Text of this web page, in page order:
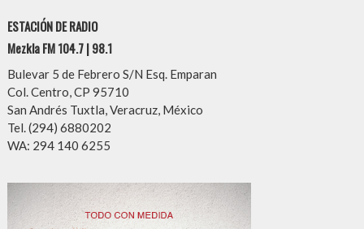
ESTACIÓN DE RADIO
Mezkla FM 104.7 | 98.1
Bulevar 5 de Febrero S/N Esq. Emparan
Col. Centro, CP 95710
San Andrés Tuxtla, Veracruz, México
Tel. (294) 6880202
WA: 294 140 6255